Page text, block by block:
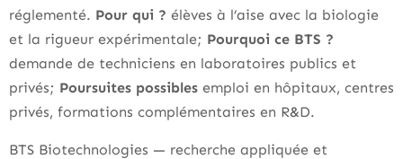
réglementé. Pour qui ? élèves à l’aise avec la biologie
et la rigueur expérimentale; Pourquoi ce BTS ?
demande de techniciens en laboratoires publics et
privés; Poursuites possibles emploi en hôpitaux, centres
privés, formations complémentaires en R&D.
BTS Biotechnologies — recherche appliquée et